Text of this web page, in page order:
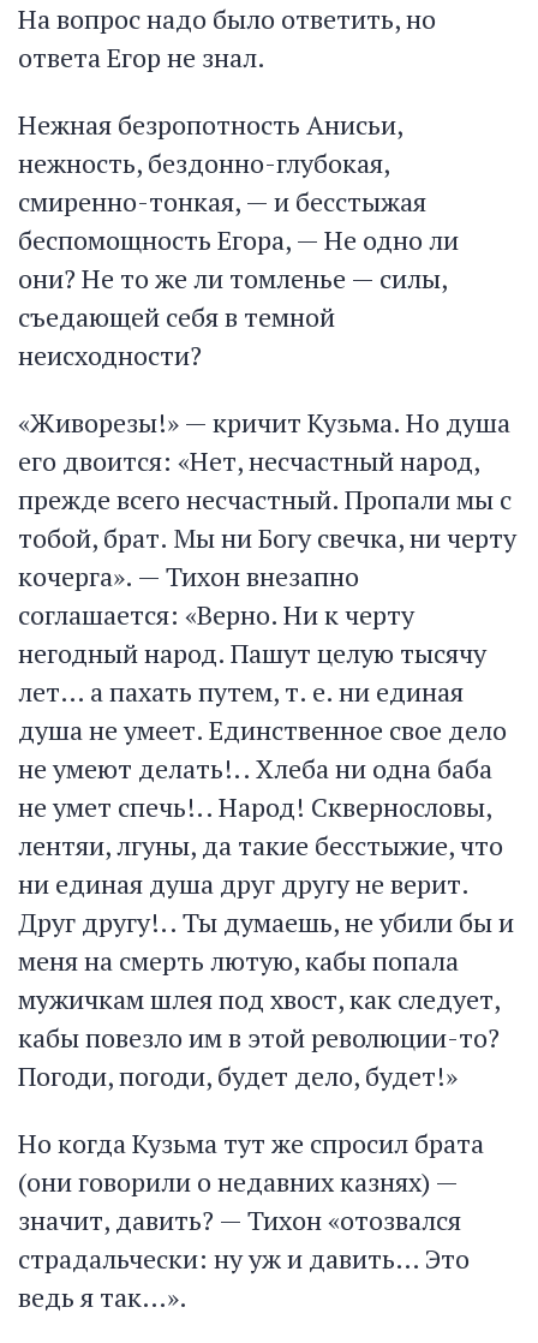
На вопрос надо было ответить, но
ответа Егор не знал.
Нежная безропотность Анисьи,
нежность, бездонно-глубокая,
смиренно-тонкая, — и бесстыжая
беспомощность Егора, — Не одно ли
они? Не то же ли томленье — силы,
съедающей себя в темной
неисходности?
«Живорезы!» — кричит Кузьма. Но душа
его двоится: «Нет, несчастный народ,
прежде всего несчастный. Пропали мы с
тобой, брат. Мы ни Богу свечка, ни черту
кочерга». — Тихон внезапно
соглашается: «Верно. Ни к черту
негодный народ. Пашут целую тысячу
лет… а пахать путем, т. е. ни единая
душа не умеет. Единственное свое дело
не умеют делать!.. Хлеба ни одна баба
не умет спечь!.. Народ! Сквернословы,
лентяи, лгуны, да такие бесстыжие, что
ни единая душа друг другу не верит.
Друг другу!.. Ты думаешь, не убили бы и
меня на смерть лютую, кабы попала
мужичкам шлея под хвост, как следует,
кабы повезло им в этой революции-то?
Погоди, погоди, будет дело, будет!»
Но когда Кузьма тут же спросил брата
(они говорили о недавних казнях) —
значит, давить? — Тихон «отозвался
страдальчески: ну уж и давить… Это
ведь я так…».